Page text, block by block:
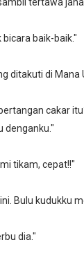
baik-baik."
ditakuti di Mana
cakar
denganku."
tikam, cepat!!"
Bulu kudukku
dia."